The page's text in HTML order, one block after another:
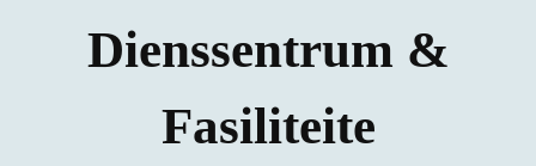
Dienssentrum &
Fasiliteite